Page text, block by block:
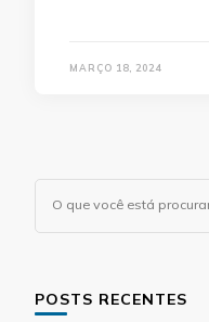
MARÇO 18, 2024
algo?
POSTS RECENTES